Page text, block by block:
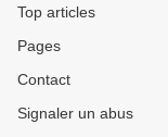
Top articles
Pages
Contact
Signaler un abus